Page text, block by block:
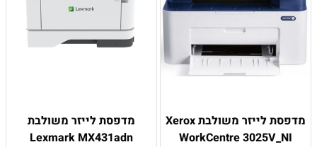
מדפסת לייזר משולבת Xerox
WorkCentre 3025V_NI
מדפסת לייזר משולבת
Lexmark MX431adn